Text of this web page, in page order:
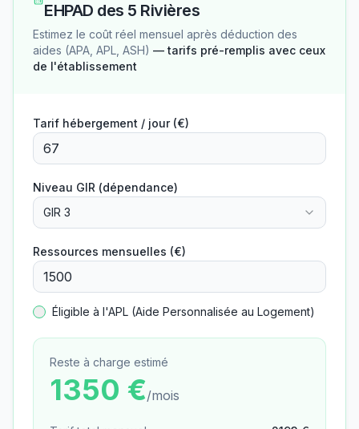
EHPAD des 5 Rivières
Estimez le coût réel mensuel après déduction des
aides (APA, APL, ASH) — tarifs pré-remplis avec ceux
de l'établissement
Tarif hébergement / jour (€)
Niveau GIR (dépendance)
GIR 3
Ressources mensuelles (€)
Éligible à l'APL (Aide Personnalisée au Logement)
Reste à charge estimé
1350 €/mois